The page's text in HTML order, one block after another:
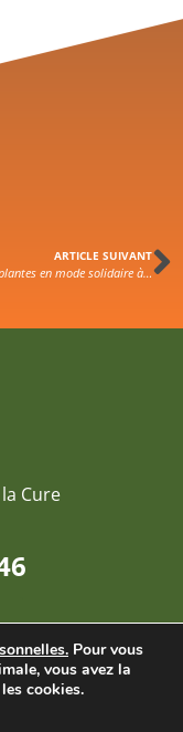
ARTICLE SUIVANT
La Fête des plantes en mode solidaire à Sainte-Christine
Cure
|
MALLET
Pour vous
vous avez la
cookies.